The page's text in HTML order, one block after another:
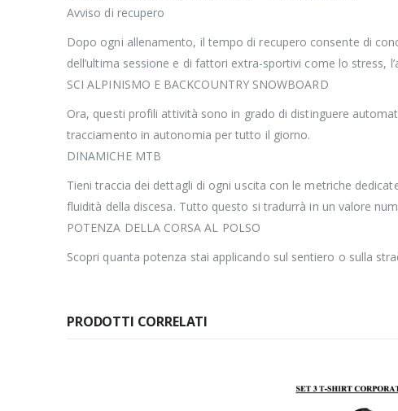
Avviso di recupero
Dopo ogni allenamento, il tempo di recupero consente di
dell’ultima sessione e di fattori extra-sportivi come lo stress,
SCI ALPINISMO E BACKCOUNTRY SNOWBOARD
Ora, questi profili attività sono in grado di distinguere
tracciamento in autonomia per tutto il giorno.
DINAMICHE MTB
Tieni traccia dei dettagli di ogni uscita con le metriche
fluidità della discesa. Tutto questo si tradurrà in un valore
POTENZA DELLA CORSA AL POLSO
Scopri quanta potenza stai applicando sul sentiero o sulla
PRODOTTI CORRELATI